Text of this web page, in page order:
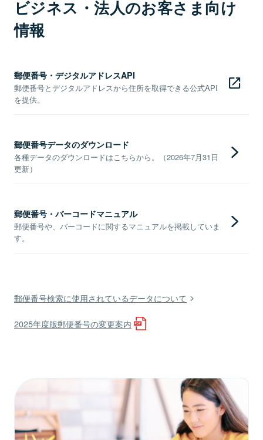
ビジネス・法人のお客さま向け
情報
郵便番号・デジタルアドレスAPI
郵便番号とデジタルアドレスから住所を取得できる公式API
を提供。
郵便番号データのダウンロード
各種データのダウンロードはこちらから。（2026年7月31日
更新）
郵便番号・バーコードマニュアル
郵便番号や、バーコードに関するマニュアルを掲載していま
す。
郵便番号検索に使用されているデータについて
2025年度版郵便番号の変更案内